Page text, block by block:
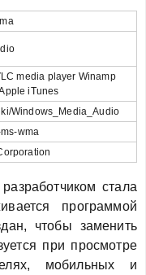
media player Winamp
iTunes
Windows_Media_Audio
wma
стала
программой
чтобы заменить
при просмотре
мобильных и